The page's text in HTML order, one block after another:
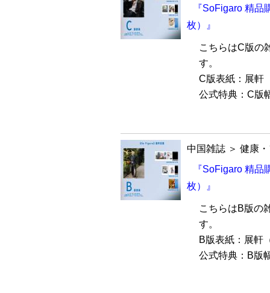
『SoFigaro 精
枚）』
こちらはC版の
す。
C版表紙：展軒
公式特典：C版
中国雑誌 ＞ 健康
『SoFigaro 精
枚）』
こちらはB版の
す。
B版表紙：展軒
公式特典：B版